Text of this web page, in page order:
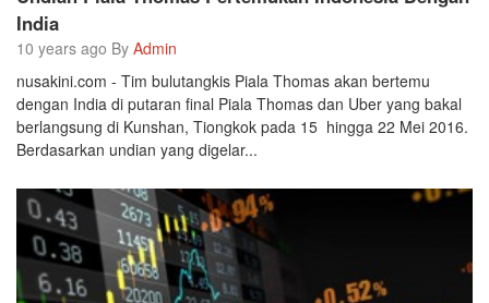
India
10 years ago By Admin
nusakini.com - Tim bulutangkis Piala Thomas akan bertemu
dengan India di putaran final Piala Thomas dan Uber yang bakal
berlangsung di Kunshan, Tiongkok pada 15 hingga 22 Mei 2016.
Berdasarkan undian yang digelar...